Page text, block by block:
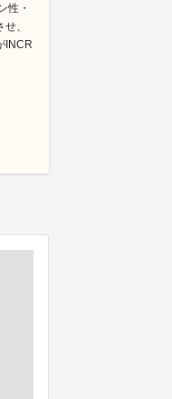
性・
、
INCR